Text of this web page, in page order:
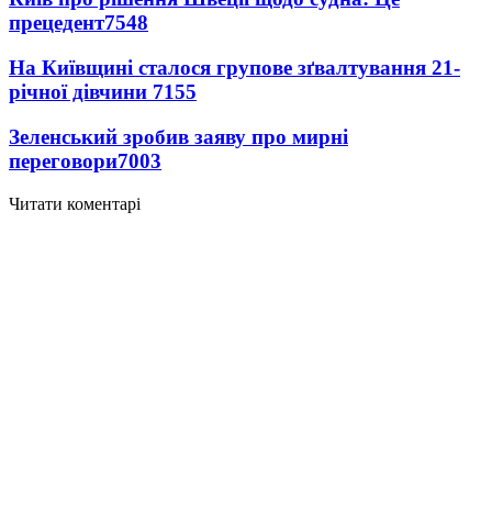
прецедент7548
На Київщині сталося групове зґвалтування 21-
річної дівчини 7155
Зеленський зробив заяву про мирні
переговори7003
Читати коментарі